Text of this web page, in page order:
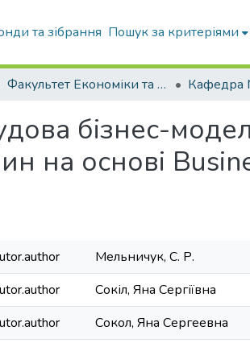
та зібрання Пошук за критеріями
Факультет Економіки та бізнесу Кафедра
бізнес-
на основі
Мельничук, С. Р.
Сокіл, Яна Сергіївна
Сокол, Яна Сергеевна